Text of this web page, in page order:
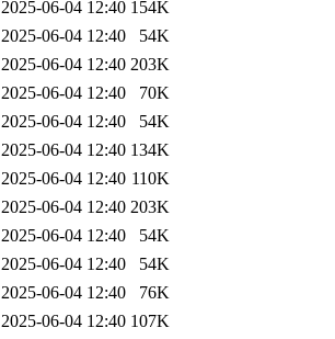
2025-06-04 12:40 154K
2025-06-04 12:40
54K
2025-06-04 12:40 203K
2025-06-04 12:40
70K
2025-06-04 12:40
54K
2025-06-04 12:40 134K
2025-06-04 12:40 110K
2025-06-04 12:40 203K
2025-06-04 12:40
54K
2025-06-04 12:40
54K
2025-06-04 12:40
76K
2025-06-04 12:40 107K